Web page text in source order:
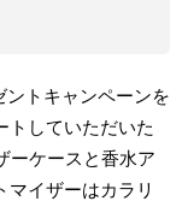
トキャンペーンを
トしていただいた
ーケースと香水ア
マイザーはカラリ